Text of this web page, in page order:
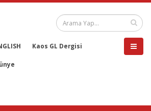
Kaos GL Dergisi